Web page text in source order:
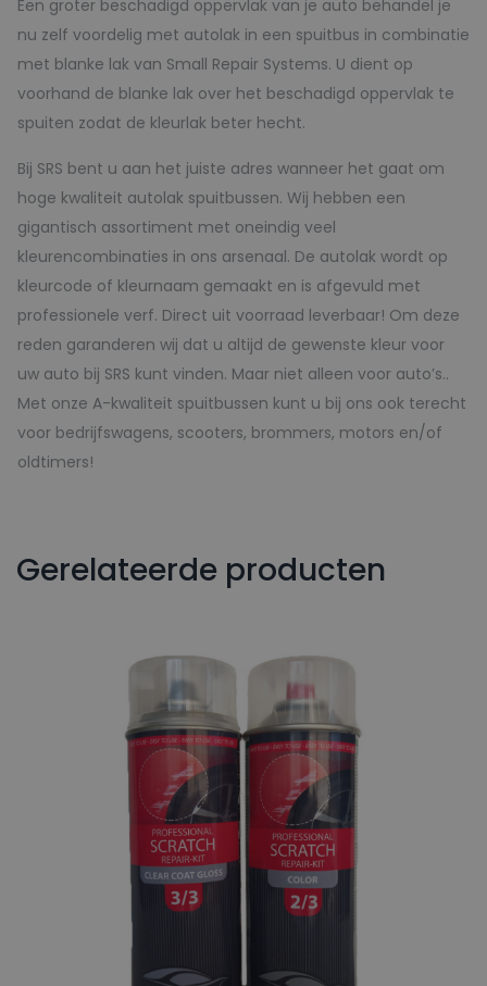
Een groter beschadigd oppervlak van je auto behandel je
nu zelf voordelig met autolak in een spuitbus in combinatie
met blanke lak van Small Repair Systems. U dient op
voorhand de blanke lak over het beschadigd oppervlak te
spuiten zodat de kleurlak beter hecht.
Bij SRS bent u aan het juiste adres wanneer het gaat om
hoge kwaliteit autolak spuitbussen. Wij hebben een
gigantisch assortiment met oneindig veel
kleurencombinaties in ons arsenaal. De autolak wordt op
kleurcode of kleurnaam gemaakt en is afgevuld met
professionele verf. Direct uit voorraad leverbaar! Om deze
reden garanderen wij dat u altijd de gewenste kleur voor
uw auto bij SRS kunt vinden. Maar niet alleen voor auto’s..
Met onze A-kwaliteit spuitbussen kunt u bij ons ook terecht
voor bedrijfswagens, scooters, brommers, motors en/of
oldtimers!
Gerelateerde producten